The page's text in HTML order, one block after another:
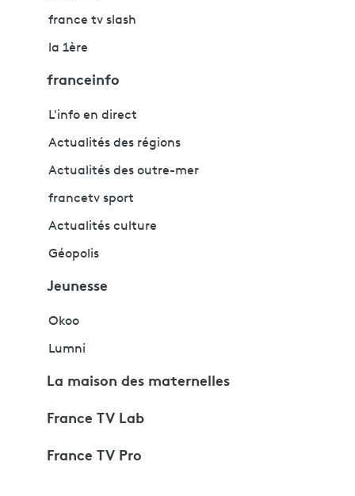
france tv slash
la 1ère
franceinfo
L'info en direct
Actualités des régions
Actualités des outre-mer
francetv sport
Actualités culture
Géopolis
Jeunesse
Okoo
Lumni
La maison des maternelles
France TV Lab
France TV Pro